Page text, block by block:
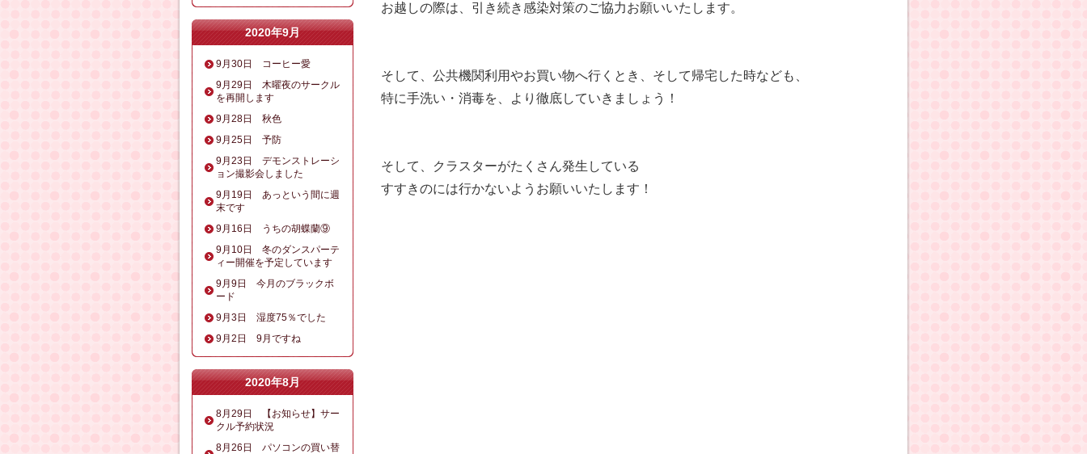
お越しの際は、引き続き感染対策のご協力お願いいたします。
そして、公共機関利用やお買い物へ行くとき、そして帰宅した時なども、
特に手洗い・消毒を、より徹底していきましょう！
そして、クラスターがたくさん発生している
すすきのには行かないようお願いいたします！
2020年9月
9月30日 コーヒー愛
9月29日 木曜夜のサークル
を再開します
9月28日 秋色
9月25日 予防
9月23日 デモンストレーシ
ョン撮影会しました
9月19日 あっという間に週
末です
9月16日 うちの胡蝶蘭⑨
9月10日 冬のダンスパーテ
ィー開催を予定しています
9月9日 今月のブラックボ
ード
9月3日 湿度75％でした
9月2日 9月ですね
2020年8月
8月29日 【お知らせ】サー
クル予約状況
8月26日 パソコンの買い替